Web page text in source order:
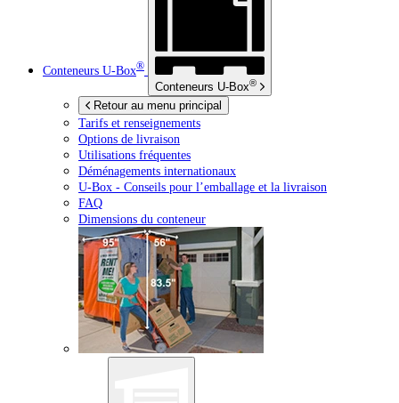
Conteneurs U-Box®
Conteneurs U-Box®
Retour au menu principal
Tarifs et renseignements
Options de livraison
Utilisations fréquentes
Déménagements internationaux
U-Box - Conseils pour l’emballage et la livraison
FAQ
Dimensions du conteneur